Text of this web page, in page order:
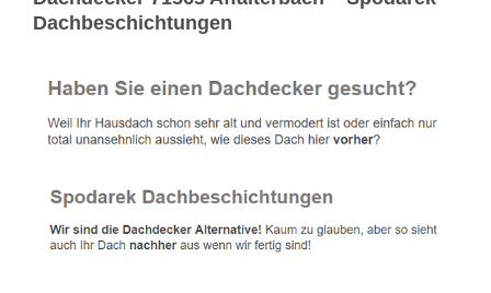
Dachbeschichtungen